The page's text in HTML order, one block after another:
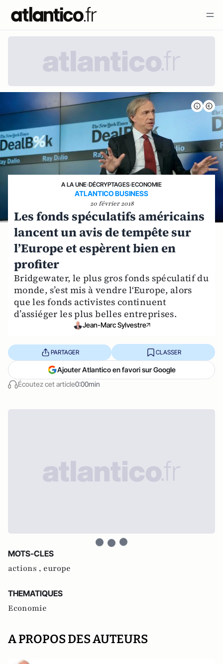
A LA UNE›DÉCRYPTAGES›ECONOMIE
ATLANTICO BUSINESS
20 février 2018
Les fonds spéculatifs américains
lancent un avis de tempête sur
l’Europe et espèrent bien en
profiter
Bridgewater, le plus gros fonds spéculatif du
monde, s’est mis à vendre l‘Europe, alors
que les fonds activistes continuent
d’assiéger les plus belles entreprises.
Jean-Marc Sylvestre
Écoutez cet article0:00min
PARTAGER CLASSER
Ajouter Atlantico en favori sur Google
MOTS-CLES
actions , europe
THEMATIQUES
Economie
A PROPOS DES AUTEURS